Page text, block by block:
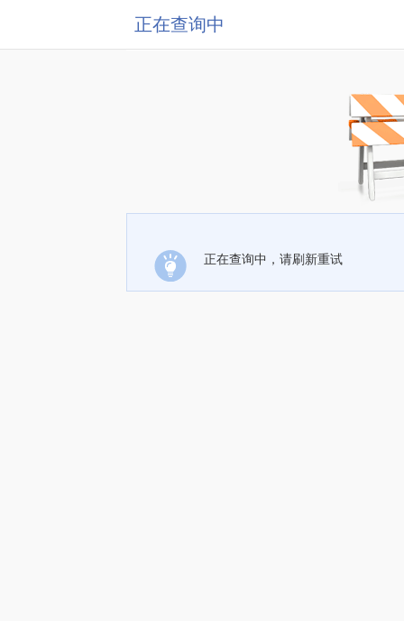
正在查询中
正在查询中，请刷新重试